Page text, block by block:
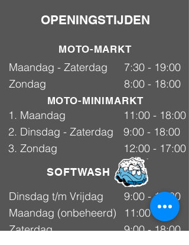
OPENINGSTIJDEN
MOTO-MARKT
Maandag - Zaterdag
7:30 - 19:00
Zondag
8:00 - 18:00
MOTO-MINIMARKT
1. Maandag
11:00 - 18:00
2. Dinsdag - Zaterdag
9:00 - 18:00
3. Zondag
12:00 - 17:00
SOFTWASH
Dinsdag t/m Vrijdag
9:00 - 18:00
Maandag (onbeheerd)
Selfwash
11:00 -
18:00
Zaterdag
9:00 - 18:00